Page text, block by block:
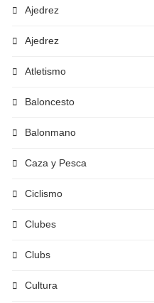
Ajedrez
Ajedrez
Atletismo
Baloncesto
Balonmano
Caza y Pesca
Ciclismo
Clubes
Clubs
Cultura